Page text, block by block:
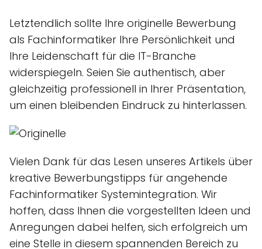
Letztendlich sollte Ihre originelle Bewerbung
als Fachinformatiker Ihre Persönlichkeit und
Ihre Leidenschaft für die IT-Branche
widerspiegeln. Seien Sie authentisch, aber
gleichzeitig professionell in Ihrer Präsentation,
um einen bleibenden Eindruck zu hinterlassen.
Vielen Dank für das Lesen unseres Artikels über
kreative Bewerbungstipps für angehende
Fachinformatiker Systemintegration. Wir
hoffen, dass Ihnen die vorgestellten Ideen und
Anregungen dabei helfen, sich erfolgreich um
eine Stelle in diesem spannenden Bereich zu